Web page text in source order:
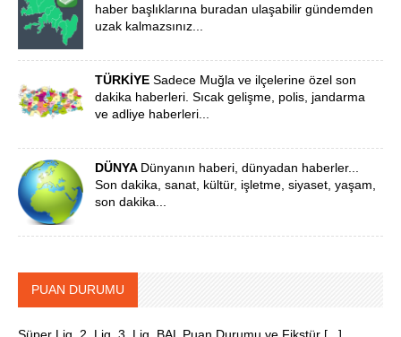
haber başlıklarına buradan ulaşabilir gündemden
uzak kalmazsınız...
TÜRKİYESadece Muğla ve ilçelerine özel son
dakika haberleri. Sıcak gelişme, polis, jandarma
ve adliye haberleri...
DÜNYA Dünyanın haberi, dünyadan haberler...
Son dakika, sanat, kültür, işletme, siyaset, yaşam,
son dakika...
PUAN DURUMU